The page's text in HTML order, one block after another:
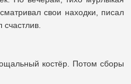
свои находки, писал
костёр. Потом сборы